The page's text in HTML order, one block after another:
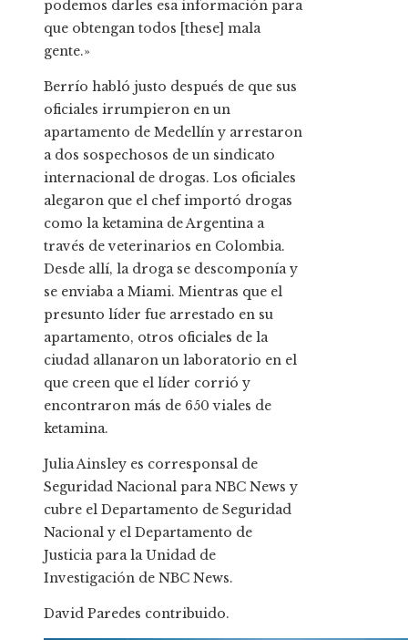
podemos darles esa información para
que obtengan todos [these] mala
gente.»
Berrío habló justo después de que sus
oficiales irrumpieron en un
apartamento de Medellín y arrestaron
a dos sospechosos de un sindicato
internacional de drogas. Los oficiales
alegaron que el chef importó drogas
como la ketamina de Argentina a
través de veterinarios en Colombia.
Desde allí, la droga se descomponía y
se enviaba a Miami. Mientras que el
presunto líder fue arrestado en su
apartamento, otros oficiales de la
ciudad allanaron un laboratorio en el
que creen que el líder corrió y
encontraron más de 650 viales de
ketamina.
Julia Ainsley es corresponsal de
Seguridad Nacional para NBC News y
cubre el Departamento de Seguridad
Nacional y el Departamento de
Justicia para la Unidad de
Investigación de NBC News.
David Paredes contribuido.